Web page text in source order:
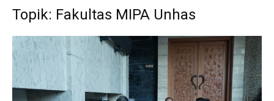
Topik: Fakultas MIPA Unhas